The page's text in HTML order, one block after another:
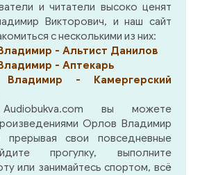
и читатели высоко ценят
Викторович, и наш сайт
с несколькими из них:
- Альтист Данилов
- Аптекарь
- Камергерский
вы можете
Орлов Владимир
прерывая свои повседневные
прогулку, выполните
или занимайтесь спортом, всё